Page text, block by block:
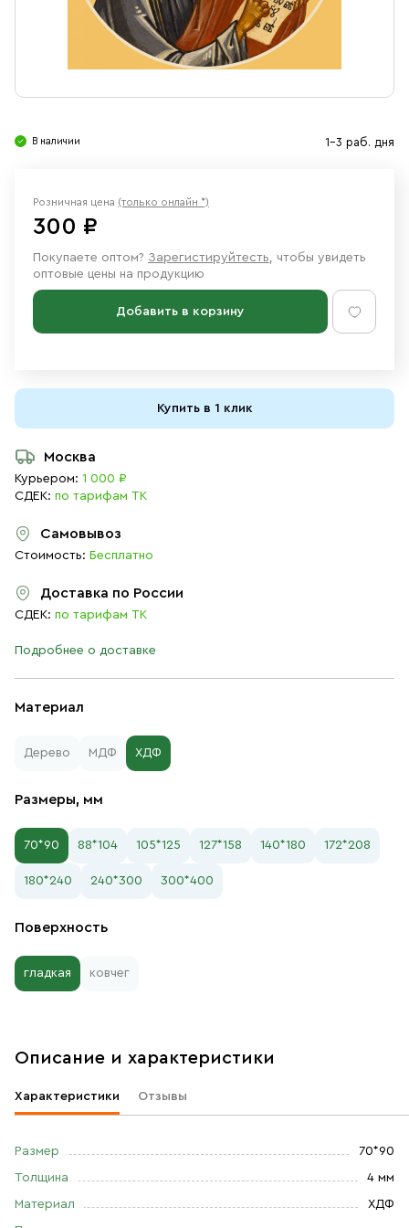
Ювелирные изделия
В наличии 1-3 раб. дня
Материал
Дерево МДФ ХДФ
Размеры, мм
70*90 88*104 105*125 127*158 140*180 172*208
180*240 240*300 300*400
Поверхность
гладкая ковчег
Розничная цена (только онлайн *)
300 ₽
Покупаете оптом? Зарегистируйтесть, чтобы увидеть
оптовые цены на продукцию
Добавить в корзину
Купить в 1 клик
Москва
Курьером: 1 000 ₽
СДЕК: по тарифам ТК
Самовывоз
Стоимость: Бесплатно
Доставка по России
СДЕК: по тарифам ТК
Подробнее о доставке
Описание и характеристики
Характеристики Отзывы
Размер 70*90
Толщина 4 мм
Материал ХДФ